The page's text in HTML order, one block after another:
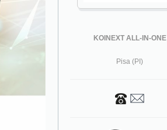
KOINEXT ALL-IN-ONE
Pisa (PI)